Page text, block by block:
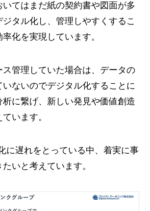
てはまだ紙の契約書や図面が多
ジタル化し、管理しやすくするこ
化を実現しています。
ス管理していた場合は、データの
ないのでデジタル化することに
析に繋げ、新しい発見や価値創造
います。
に遅れをとっている中、着実に事
いと考えています。